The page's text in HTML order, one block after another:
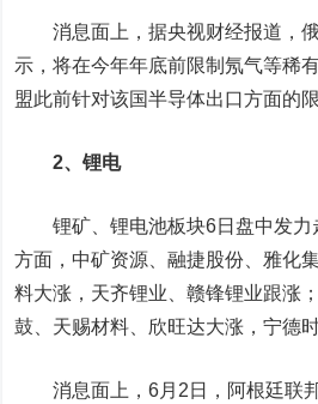
消息面上，据央视财经报道，俄
示，将在今年年底前限制氖气等稀
盟此前针对该国半导体出口方面的限
2、锂电
锂矿、锂电池板块6日盘中发力
方面， 中矿资源 、融捷股份 雅化
料大涨， 天齐锂业 、赣锋锂业跟涨
鼓
天赐材料 欣旺达大涨，宁德
消息面上，6月2日，阿根廷联